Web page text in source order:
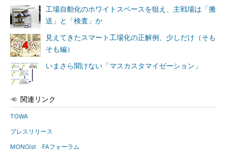
工場自動化のホワイトスペースを狙え、主戦場は「搬
送」と「検査」か
見えてきたスマート工場化の正解例、少しだけ（そも
そも編）
いまさら聞けない「マスカスタマイゼーション」
関連リンク
TOWA
プレスリリース
MONOist FAフォーラム